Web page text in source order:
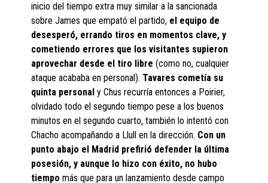
inicio del tiempo extra muy similar a la sancionada
sobre James que empató el partido, el equipo de
desesperó, errando tiros en momentos clave, y
cometiendo errores que los visitantes supieron
aprovechar desde el tiro libre (como no, cualquier
ataque acababa en personal). Tavares cometía su
quinta personal y Chus recurría entonces a Poirier,
olvidado todo el segundo tiempo pese a los buenos
minutos en el segundo cuarto, también lo intentó con
Chacho acompañando a Llull en la dirección. Con un
punto abajo el Madrid prefirió defender la última
posesión, y aunque lo hizo con éxito, no hubo
tiempo más que para un lanzamiento desde campo